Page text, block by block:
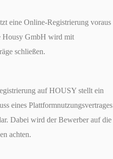
Online-Registrierung voraus
Housy GmbH wird mit
schließen.
auf HOUSY stellt ein
eines Plattformnutzungsvertrages
Dabei wird der Bewerber auf die
achten.